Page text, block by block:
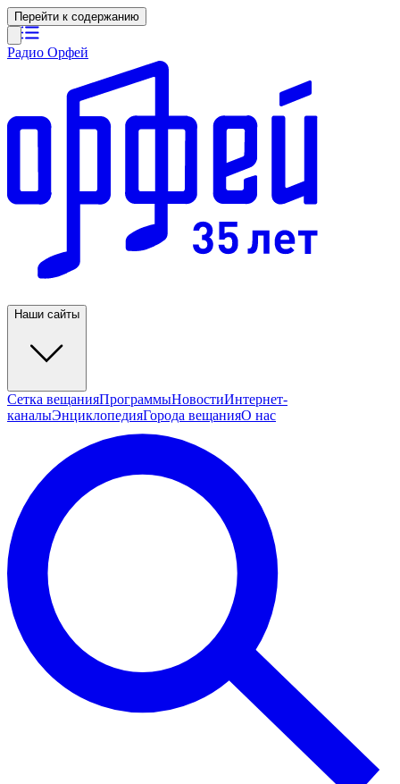
Перейти к содержанию
Радио Орфей
Наши сайты
Сетка вещанияПрограммыНовостиИнтернет-
каналыЭнциклопедияГорода вещанияО нас